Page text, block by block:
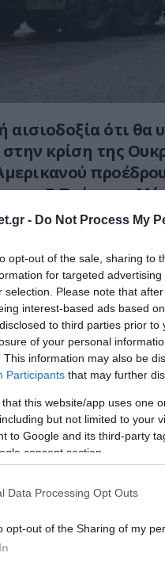
- Do Not Process My
opt-out of the sale, sharing to
for targeted
selection. Please note that
interest-based ads based
to third parties prior
of your personal
This information may also be
Participants that may further
that this website/app uses one
but not limited to your
to Google and its third-party
consent section.
Data Processing Opt Outs
opt-out of the Sharing of my
αισιοδοξία ότι θα
κρίση της
του Β.Πούτιν, η
και για το
εμπλοκή
σε ετοιμότητα το
δυνάμεων.
απάντηση
Ρότζερ
«να
όπλα»προφανώς
τα
και θα
με τη
ο Αρχηγός